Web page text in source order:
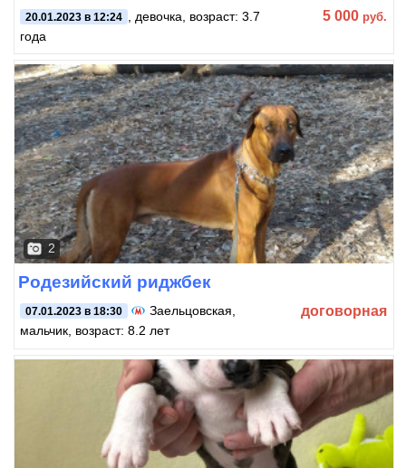
20.01.2023 в 12:24
, девочка, возраст: 3.7
года
5 000 руб.
2
Родезийский риджбек
07.01.2023 в 18:30 Заельцовская
мальчик, возраст: 8.2 лет
договорная